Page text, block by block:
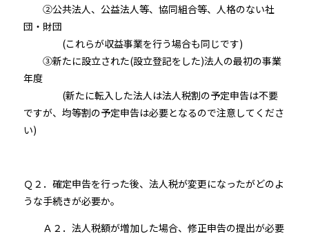
②公共法人、公益法人等、協同組合等、人格のない社
団・財団
(これらが収益事業を行う場合も同じです)
③新たに設立された(設立登記をした)法人の最初の事業
年度
(新たに転入した法人は法人税割の予定申告は不要
ですが、均等割の予定申告は必要となるので注意してくださ
い)
Ｑ２．確定申告を行った後、法人税が変更になったがどのよ
うな手続きが必要か。
Ａ２．法人税額が増加した場合、修正申告の提出が必要